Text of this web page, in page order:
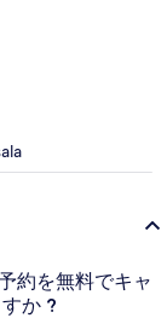
約を無料でキャ
か ?